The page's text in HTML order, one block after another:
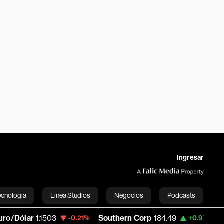
Ingresar
Línea Studios Negocios Podcasts
English
-0.21% Southern Corp 184.49 +0.97% Copa